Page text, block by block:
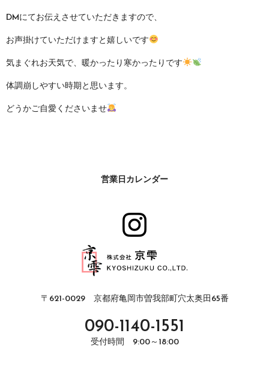
DMにてお伝えさせていただきますので、
お声掛けていただけますと嬉しいです
気まぐれお天気で、暖かったり寒かったりです
体調崩しやすい時期と思います。
どうかご自愛くださいませ
営業日カレンダー
〒621-0029 京都府亀岡市曽我部町穴太奥田65番
090-1140-1551
受付時間 9:00～18:00